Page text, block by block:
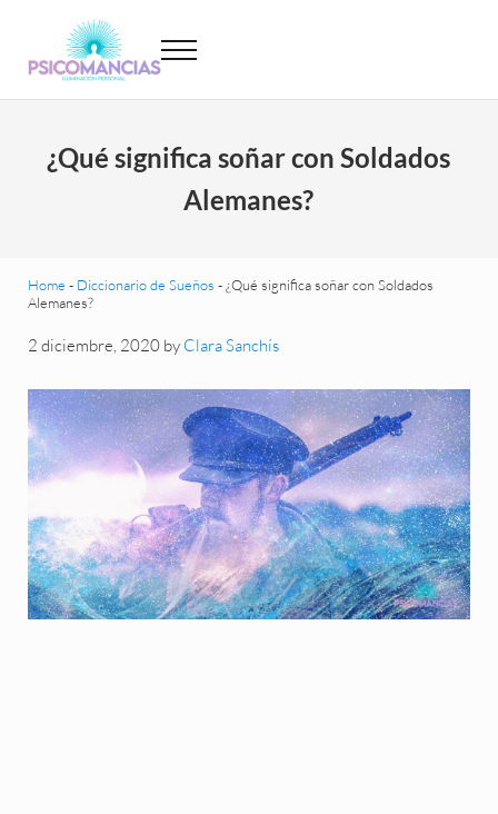
Psicomancias
Menu
¿Qué significa soñar con Soldados
Alemanes?
Home - Diccionario de Sueños -¿Qué significa soñar con Soldados
Alemanes?
2 diciembre, 2020 by Clara Sanchís